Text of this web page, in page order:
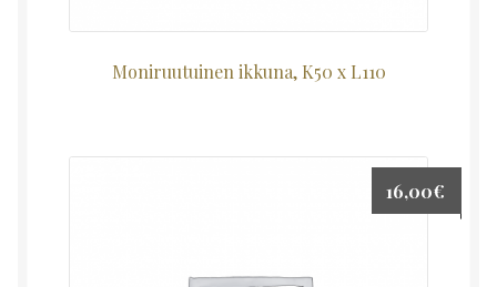
Moniruutuinen ikkuna, K50 x L110
16,00€